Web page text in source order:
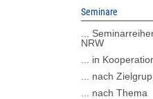
Seminare
...
NRW
... in
... nach
... nach Thema